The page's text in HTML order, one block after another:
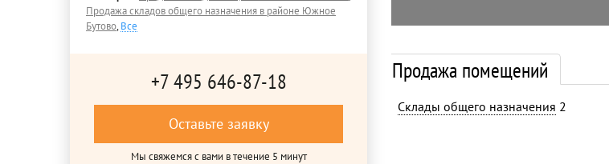
Продажа складов общего назначения в районе Южное
Бутово,Все
+7 495 646-87-18
Оставьте заявку
Мы свяжемся с вами в течение 5 минут
Продажа помещений
Склады общего назначения 2